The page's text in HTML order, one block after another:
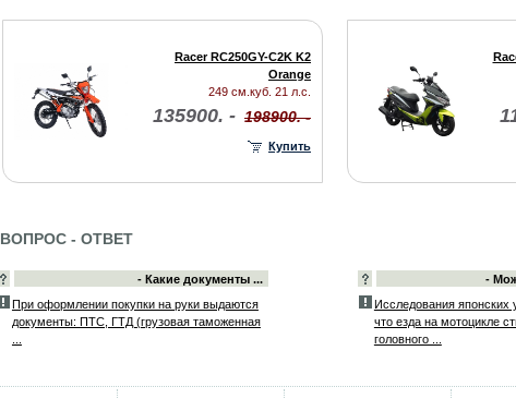
Racer RC250GY-C2K K2
Orange
249 см.куб. 21 л.с.
135900. - 198900. -
Купить
ВОПРОС - ОТВЕТ
- Какие документы ...
При оформлении покупки на руки выдаются
документы: ПТС, ГТД (грузовая таможенная
-
Исследования японских
что езда на мотоцикле
головного ...